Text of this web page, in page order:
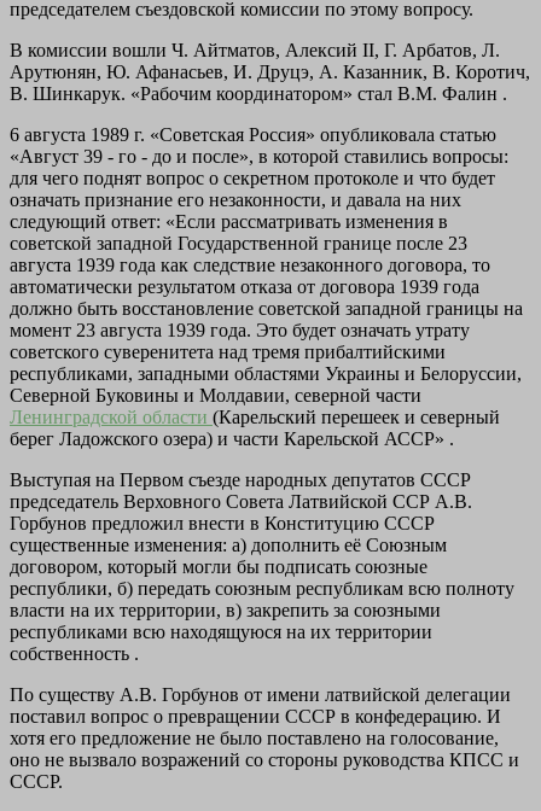
председателем съездовской комиссии по этому вопросу.
В комиссии вошли Ч. Айтматов, Алексий II, Г. Арбатов, Л.
Арутюнян, Ю. Афанасьев, И. Друцэ, А. Казанник, В. Коротич,
В. Шинкарук. «Рабочим координатором» стал В.М. Фалин .
6 августа 1989 г. «Советская Россия» опубликовала статью
«Август 39 - го - до и после», в которой ставились вопросы:
для чего поднят вопрос о секретном протоколе и что будет
означать признание его незаконности, и давала на них
следующий ответ: «Если рассматривать изменения в
советской западной Государственной границе после 23
августа 1939 года как следствие незаконного договора, то
автоматически результатом отказа от договора 1939 года
должно быть восстановление советской западной границы на
момент 23 августа 1939 года. Это будет означать утрату
советского суверенитета над тремя прибалтийскими
республиками, западными областями Украины и Белоруссии,
Северной Буковины и Молдавии, северной части
Ленинградской области (Карельский перешеек и северный
берег Ладожского озера) и части Карельской АССР» .
Выступая на Первом съезде народных депутатов СССР
председатель Верховного Совета Латвийской ССР А.В.
Горбунов предложил внести в Конституцию СССР
существенные изменения: а) дополнить её Союзным
договором, который могли бы подписать союзные
республики, б) передать союзным республикам всю полноту
власти на их территории, в) закрепить за союзными
республиками всю находящуюся на их территории
собственность .
По существу А.В. Горбунов от имени латвийской делегации
поставил вопрос о превращении СССР в конфедерацию. И
хотя его предложение не было поставлено на голосование,
оно не вызвало возражений со стороны руководства КПСС и
СССР.